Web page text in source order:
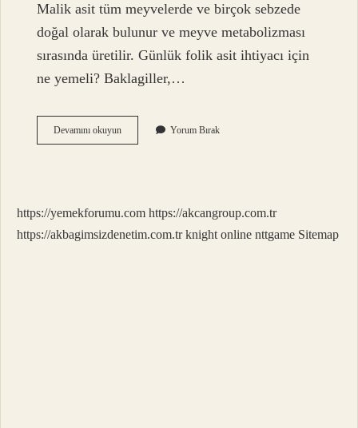
Malik asit tüm meyvelerde ve birçok sebzede
doğal olarak bulunur ve meyve metabolizması
sırasında üretilir. Günlük folik asit ihtiyacı için
ne yemeli? Baklagiller,…
Devamını okuyunHangi
Sebzelerde
Yorum Bırak
https://yemekforumu.com https://akcangroup.com.tr
https://akbagimsizdenetim.com.tr knight online nttgame Sitemap